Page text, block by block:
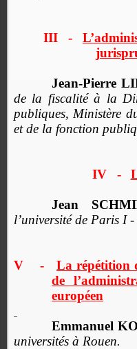
III -
Jean-Pierre
de la fiscalité à la
publiques, Ministère
et de la fonction
IV -
Jean
l’université de Paris I
V -
La répétition
de
européen
Emmanuel
universités à Rouen.